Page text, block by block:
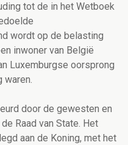
tot de in het Wetboek
wordt op de belasting
inwoner van België
Luxemburgse oorsprong
waren.
door de gewesten en
Raad van State. Het
aan de Koning, met het